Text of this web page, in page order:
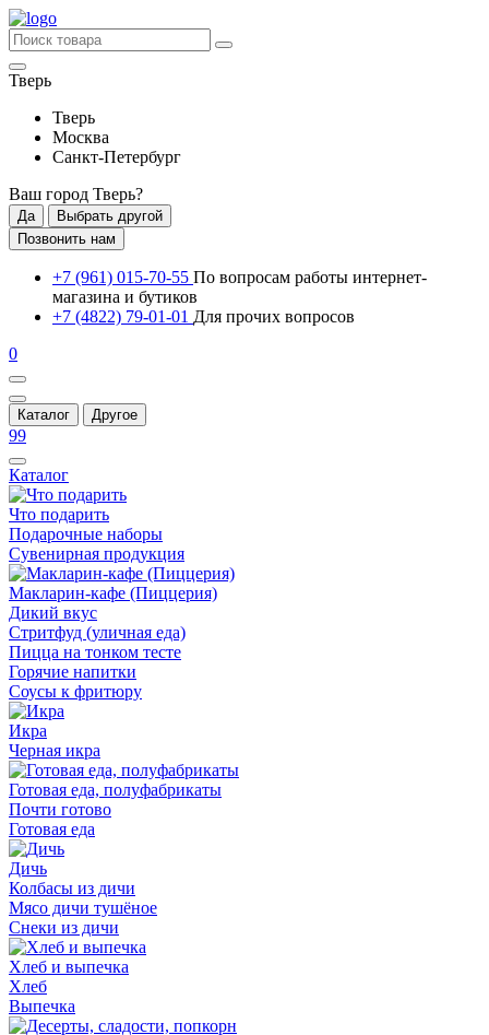
Тверь
Тверь
Москва
Санкт-Петербург
Ваш город Тверь?
Да
Выбрать другой
Позвонить нам
+7 (961) 015-70-55 По вопросам работы интернет-
магазина и бутиков
+7 (4822) 79-01-01 Для прочих вопросов
0
Каталог Другое
99
Каталог
Что подарить
Подарочные наборы
Сувенирная продукция
Макларин-кафе (Пиццерия)
Дикий вкус
Стритфуд (уличная еда)
Пицца на тонком тесте
Горячие напитки
Соусы к фритюру
Икра
Черная икра
Готовая еда, полуфабрикаты
Почти готово
Готовая еда
Дичь
Колбасы из дичи
Мясо дичи тушёное
Снеки из дичи
Хлеб и выпечка
Хлеб
Выпечка